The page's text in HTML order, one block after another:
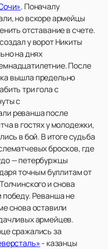
. Поначалу
но вскоре армейцы
отставание в счете.
у ворот Никиты
на днях
После
вышла предельно
три гола с
с
реванша после
в гостях у молодежки,
в бой. В итоге судьба
бросков, где
— петербуржцы
точным буллитам от
и снова
победу. Реванша не
снова оставили
армейцев.
сражались за
- казанцы